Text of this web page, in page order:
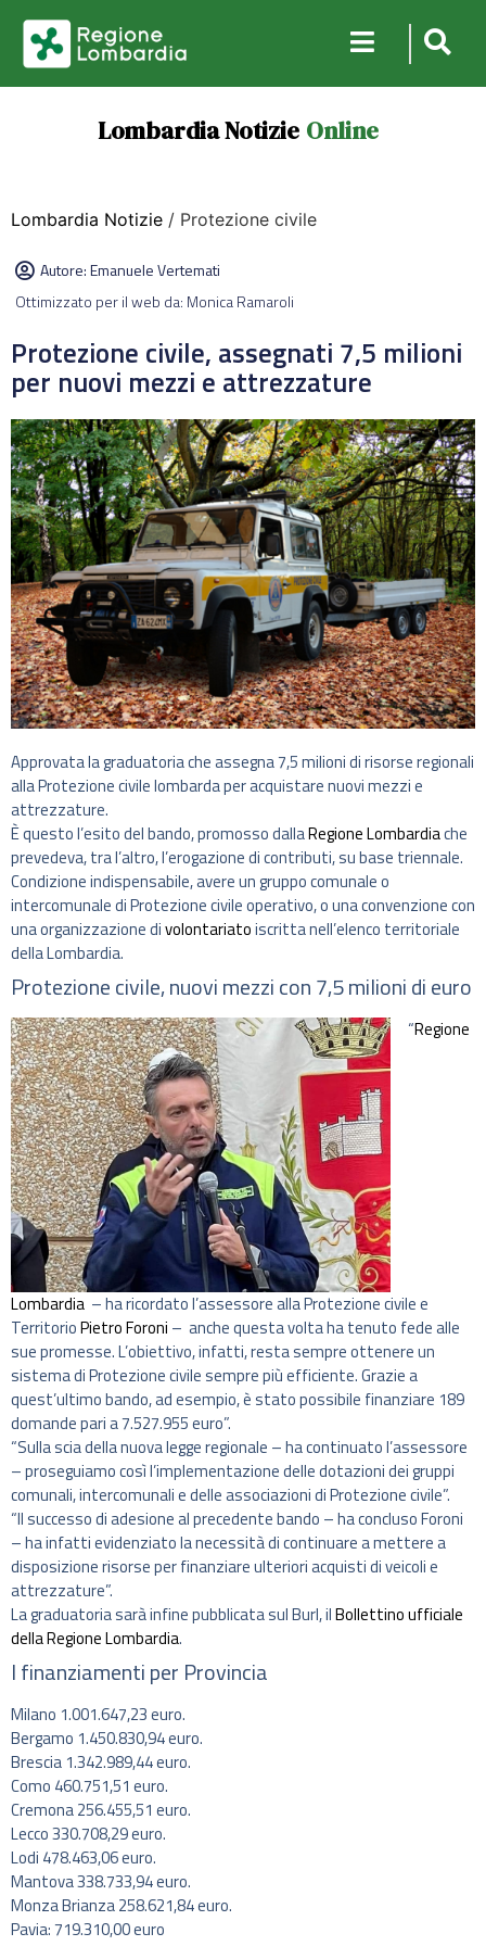
Lombardia Notizie Online
Lombardia Notizie / Protezione civile
Autore:Emanuele Vertemati
Ottimizzato per il web da: Monica Ramaroli
Protezione civile, assegnati 7,5 milioni
per nuovi mezzi e attrezzature
Approvata la graduatoria che assegna 7,5 milioni di risorse regionali
alla Protezione civile lombarda per acquistare nuovi mezzi e
attrezzature.
È questo l’esito del bando, promosso dallaRegione Lombardiache
prevedeva, tra l’altro, l’erogazione di contributi, su base triennale.
Condizione indispensabile, avere un gruppo comunale o
intercomunale di Protezione civile operativo, o una convenzione con
una organizzazione divolontariatoiscritta nell’elenco territoriale
della Lombardia.
Protezione civile, nuovi mezzi con 7,5 milioni di euro
“Regione
Lombardia – ha ricordato l’assessore alla Protezione civile e
TerritorioPietro Foroni – anche questa volta ha tenuto fede alle
sue promesse. L’obiettivo, infatti, resta sempre ottenere un
sistema di Protezione civile sempre più efficiente. Grazie a
quest’ultimo bando, ad esempio, è stato possibile finanziare 189
domande pari a 7.527.955 euro”.
“Sulla scia della nuova legge regionale – ha continuato l’assessore
– proseguiamo così l’implementazione delle dotazioni dei gruppi
comunali, intercomunali e delle associazioni di Protezione civile”.
“Il successo di adesione al precedente bando – ha concluso Foroni
– ha infatti evidenziato la necessità di continuare a mettere a
disposizione risorse per finanziare ulteriori acquisti di veicoli e
attrezzature”.
La graduatoria sarà infine pubblicata sul Burl, ilBollettino ufficiale
della Regione Lombardia.
I finanziamenti per Provincia
Milano 1.001.647,23 euro.
Bergamo 1.450.830,94 euro.
Brescia 1.342.989,44 euro.
Como 460.751,51 euro.
Cremona 256.455,51 euro.
Lecco 330.708,29 euro.
Lodi 478.463,06 euro.
Mantova 338.733,94 euro.
Monza Brianza 258.621,84 euro.
Pavia: 719.310,00 euro